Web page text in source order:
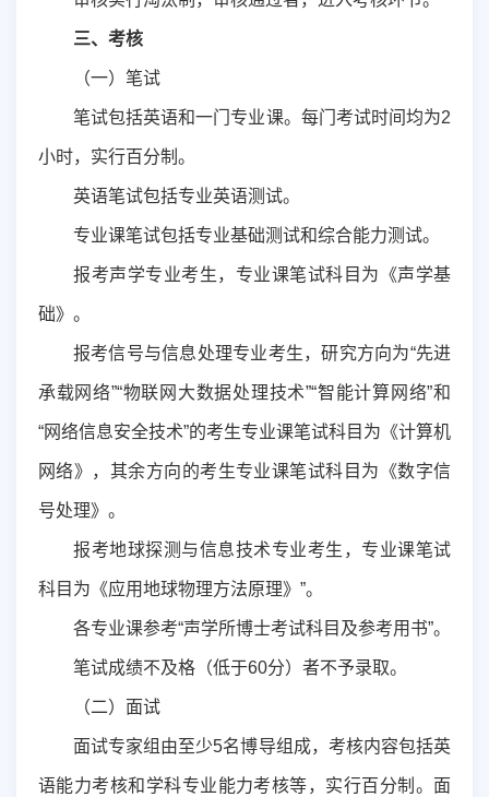
三、考核
（一）笔试
笔试包括英语和一门专业课。每门考试时间均为2
小时，实行百分制。
英语笔试包括专业英语测试。
专业课笔试包括专业基础测试和综合能力测试。
报考声学专业考生，专业课笔试科目为《声学基
础》 。
报考信号与信息处理专业考生，研究方向为“先进
承载网络”“物联网大数据处理技术”“智能计算网络”和
“网络信息安全技术”的考生专业课笔试科目为《计算机
网络》，其余方向的考生专业课笔试科目为《数字信
号处理》 。
报考地球探测与信息技术专业考生，专业课笔试
科目为《应用地球物理方法原理》”。
各专业课参考“声学所博士考试科目及参考用书”。
笔试成绩不及格（低于60分）者不予录取。
（二）面试
面试专家组由至少5名博导组成，考核内容包括英
语能力考核和学科专业能力考核等，实行百分制 。 面